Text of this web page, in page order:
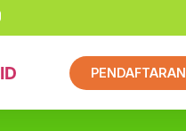
ID PENDAFTARAN